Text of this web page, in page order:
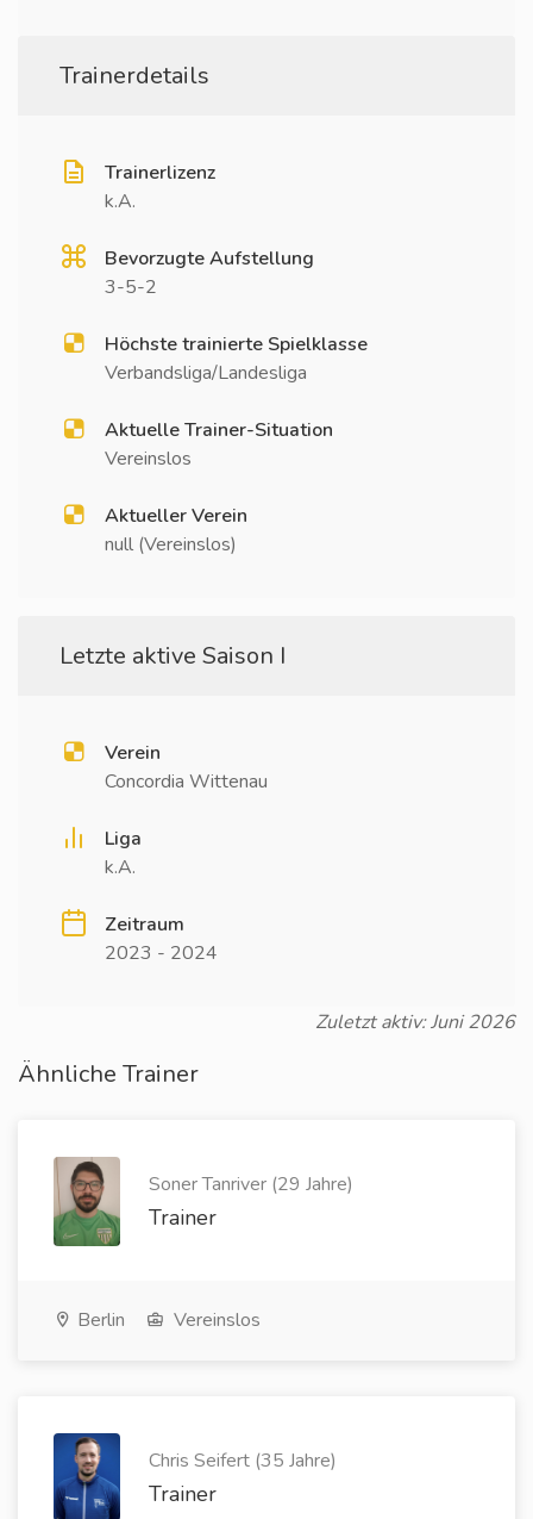
Trainerdetails
Trainerlizenz
k.A.
Bevorzugte Aufstellung
3-5-2
Höchste trainierte Spielklasse
Verbandsliga/Landesliga
Aktuelle Trainer-Situation
Vereinslos
Aktueller Verein
null (Vereinslos)
Letzte aktive Saison I
Verein
Concordia Wittenau
Liga
k.A.
Zeitraum
2023 - 2024
Zuletzt aktiv: Juni 2026
Ähnliche Trainer
Soner Tanriver (29 Jahre)
Trainer
Berlin Vereinslos
Chris Seifert (35 Jahre)
Trainer